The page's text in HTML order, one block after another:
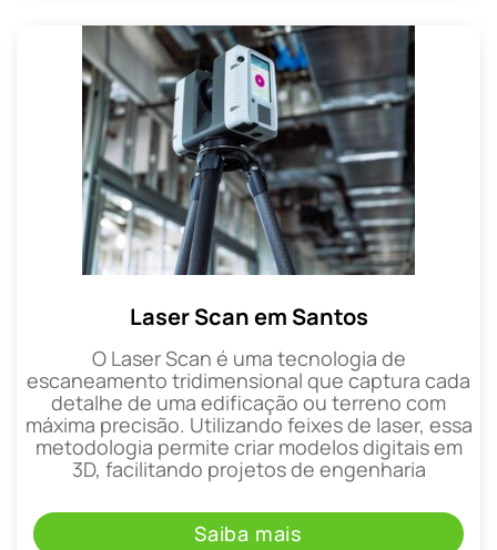
Laser Scan em Santos
O Laser Scan é uma tecnologia de
escaneamento tridimensional que captura cada
detalhe de uma edificação ou terreno com
máxima precisão. Utilizando feixes de laser, essa
metodologia permite criar modelos digitais em
3D, facilitando projetos de engenharia
Saiba mais